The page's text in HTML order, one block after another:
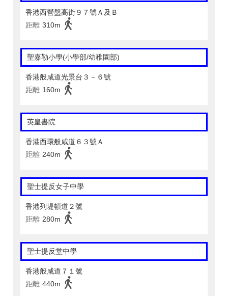
香港西營盤高街９７號Ａ及Ｂ
距離 310m
聖嘉勒小學(小學部/幼稚園部)
香港般咸道光景台３－６號
距離 160m
英皇書院
香港西環般咸道６３號Ａ
距離 240m
聖士提反女子中學
香港列堤頓道２號
距離 280m
聖士提反堂中學
香港般咸道７１號
距離 440m